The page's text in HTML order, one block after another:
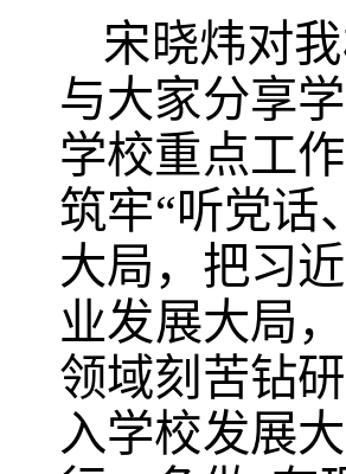
宋晓炜对
与大家分享
学校重点工
筑牢“听党话
大局，把习
业发展大局
领域刻苦钻
入学校发展